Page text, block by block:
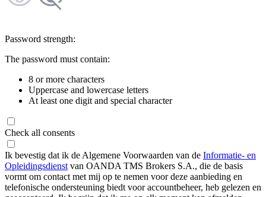
Password strength:
The password must contain:
8 or more characters
Uppercase and lowercase letters
At least one digit and special character
Check all consents
Ik bevestig dat ik de Algemene Voorwaarden van de Informatie- en
Opleidingsdienst van OANDA TMS Brokers S.A., die de basis
vormt om contact met mij op te nemen voor deze aanbieding en
telefonische ondersteuning biedt voor accountbeheer, heb gelezen en